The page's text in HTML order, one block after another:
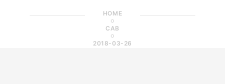
HOME
CAB
2018-03-26